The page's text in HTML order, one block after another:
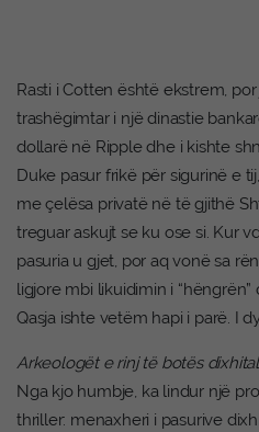
Rasti i Cotten është ekstrem,
trashëgimtar i një dinastie
dollarë në Ripple dhe i kishte
Duke pasur frikë për sigurinë e
me çelësa privatë në të gjithë
treguar askujt se ku ose si. Kur
pasuria u gjet, por aq vonë sa
ligjore mbi likuidimin i
Qasja ishte vetëm hapi i parë. I
Arkeologët e rinj të botës
Nga kjo humbje, ka lindur një
thriller: menaxheri i pasurive